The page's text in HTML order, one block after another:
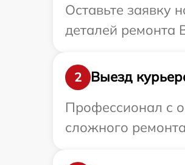
Оставьте заявку
деталей ремонта
2
Выезд
Профессионал с
сложного